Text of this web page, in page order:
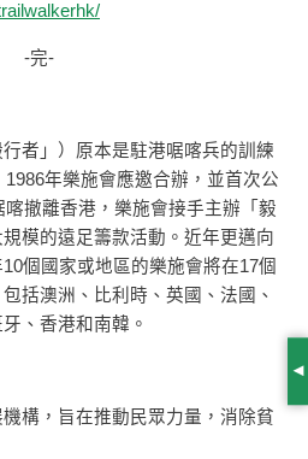
-完-
行者」）原本是駐港啹喀兵的訓練
年樂施會應邀合辦，並首次公
撤離香港，樂施會接手主辦「毅
模的遠足籌款活動。近年更邁向
個國家或地區的樂施會將在17個
括澳洲、比利時、英國、法國、
、香港和南韓。
構，旨在推動民眾力量，消除貧